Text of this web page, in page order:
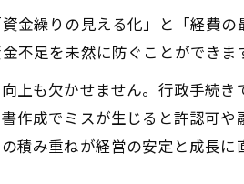
金繰りの見える化」と「経費
不足を未然に防ぐことができま
上も欠かせません。行政手続
作成でミスが生じると許認可
積み重ねが経営の安定と成長に